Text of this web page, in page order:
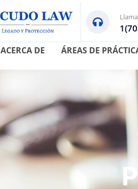
ACERCA DE ÁREAS DE